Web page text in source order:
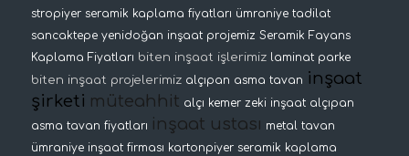
stropiyer seramik kaplama fiyatları ümraniye tadilat
sancaktepe yenidoğan inşaat projemiz Seramik Fayans
Kaplama Fiyatları biten inşaat işlerimiz laminat parke
biten inşaat projelerimiz alçıpan asma tavan inşaat
şirketi müteahhit alçı kemer zeki inşaat alçıpan
asma tavan fiyatları inşaat ustası metal tavan
ümraniye inşaat firması kartonpiyer seramik kaplama